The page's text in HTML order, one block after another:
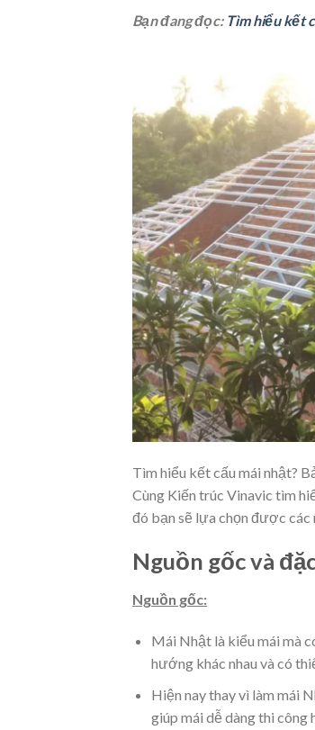
Bạn đang đọc: Tìm hiểu kết
Tìm hiểu kết cấu mái nhật?
Cùng Kiến trúc Vinavic tìm
đó bạn sẽ lựa chọn được các
Nguồn gốc và
Nguồn gốc:
Mái Nhật là kiểu mái mà
hướng khác nhau và có
Hiện nay thay vì làm mái
giúp mái dễ dàng thi công